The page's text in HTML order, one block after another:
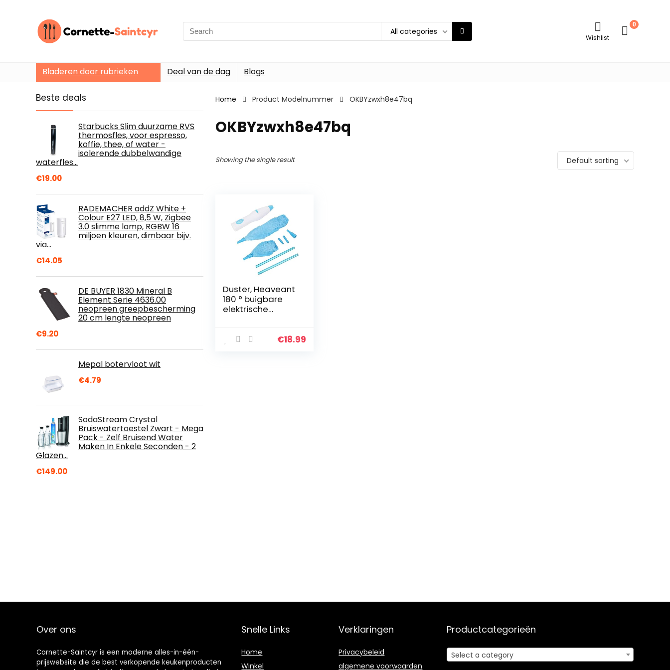
Search
for:
All categories
Wishlist
0
Bladeren door rubrieken Deal van de dag Blogs
Beste deals
Starbucks Slim duurzame RVS
thermosfles, voor espresso,
koffie, thee, of water -
isolerende dubbelwandige
waterfles…
€19.00
RADEMACHER addZ White +
Colour E27 LED, 8,5 W, Zigbee
3.0 slimme lamp, RGBW 16
miljoen kleuren, dimbaar bijv.
via…
€14.05
DE BUYER 1830 Mineral B
Element Serie 4636.00
neopreen greepbescherming
20 cm lengte neopreen
€9.20
Mepal botervloot wit
€4.79
SodaStream Crystal
Bruiswatertoestel Zwart - Mega
Pack - Zelf Bruisend Water
Maken In Enkele Seconden - 2
Glazen…
€149.00
Home Product Modelnummer OKBYzwxh8e47bq
OKBYzwxh8e47bq
Showing the single result Default sorting
Duster, Heaveant
180 ° buigbare
elektrische
Meubelreinigings
€18.99
Over ons
Cornette-Saintcyr is een moderne alles-in-één-
prijswebsite die de best verkopende keukenproducten
Snelle Links
Home
Winkel
Verklaringen
Privacybeleid
algemene voorwaarden
Productcategorieën
Select a category